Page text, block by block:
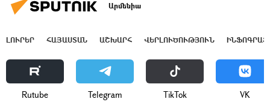
Արմենիա
ԼՈՒՐԵՐ ՀԱՅԱՍՏԱՆ ԱՇԽԱՐՀ ՎԵՐԼՈՒԾՈՒԹՅՈՒՆ
Rutube Telegram ТikТоk VK